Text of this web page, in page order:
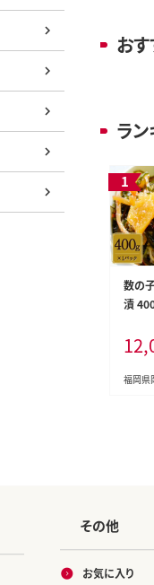
お
ラ
数の
漬
福岡県
その他
お気に入り